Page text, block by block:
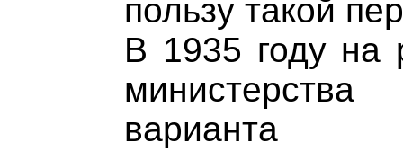
пользу такой
В 1935 году на
варианта